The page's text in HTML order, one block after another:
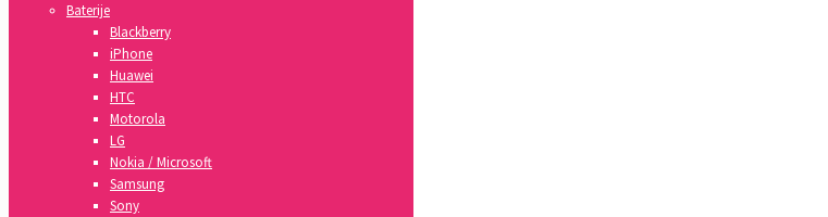
Baterije
Blackberry
iPhone
Huawei
HTC
Motorola
LG
Nokia / Microsoft
Samsung
Sony